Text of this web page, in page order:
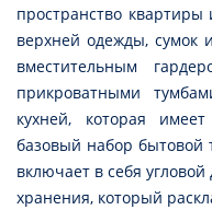
пространство
верхней одежды, сумок
вместительным
прикроватными
кухней, которая
базовый набор бытовой
включает в себя
хранения, который